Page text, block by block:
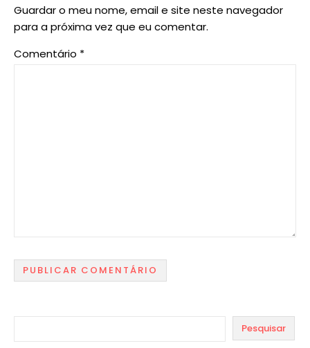
Guardar o meu nome, email e site neste navegador
para a próxima vez que eu comentar.
Comentário *
Pesquisar